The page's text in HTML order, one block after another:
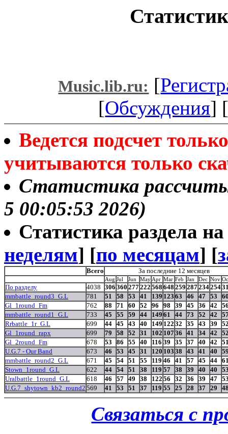
Music.lib.ru: [
[Обсуждения]
Ведется подсчет
учитываются только
Статистика
5 00:05:53 2026)
Статистика раздела
неделям] [по месяцам] [
Всего За последние 12 месяцев
Aug Jul Jun May Apr Mar Feb Jan Dec Nov
По разделу 4038 306 360 277222 568 648 259 287234254
mmbattle_round3_G.L
781 51 58 53 41 139 123 63 46 47 53
Gl_1round_Fm
762 88 71 60 52 96 98 39 45 36 42
mmbattle_round1_G.L
733 45 55 59 44 149 61 44 73 52 42
Rrbattle_1r_G.L
699 44 45 43 40 149 122 32 35 43 39
Gl_1round_rapx
699 79 58 52 31 102 10736 41 34 42
Gl_2round_Fm
678 53 86 55 40 116 39 35 37 40 42
U.G.7 - Our Band
673 46 53 45 31 120 103 38 43 41 40
mmbattle_round2_G.L
671 45 54 51 55 119 46 41 57 45 44
Stown_1round_G.L
622 44 54 51 38 119 57 38 39 40 40
Uralbattle_1round_G.L
618 46 57 49 38 122 56 32 36 39 47
U.G.7_shytown_kb2_round2 569 41 53 51 37 119 55 25 28 37 29
Связаться с